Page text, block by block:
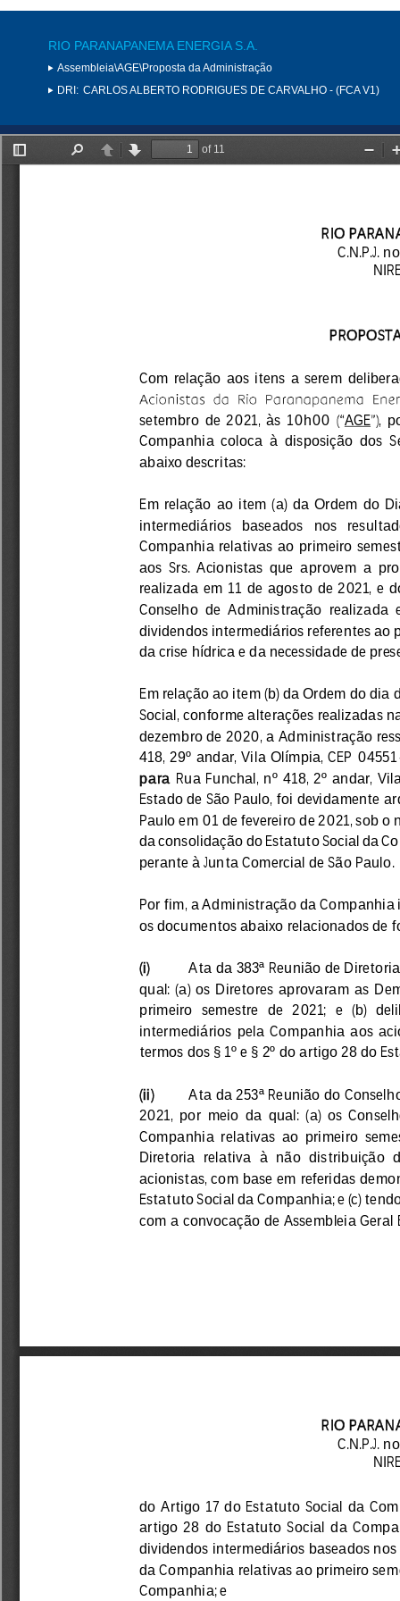
RIO PARANAPANEMA ENERGIA S.A.
Assembleia\AGE\Proposta da Administração
DRI: CARLOS ALBERTO RODRIGUES DE CARVALHO - (FCA V1)